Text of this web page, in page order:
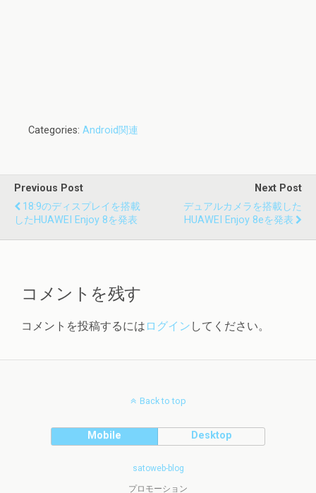
Categories: Android関連
Previous Post
18:9のディスプレイを搭載
したHUAWEI Enjoy 8を発表
Next Post
デュアルカメラを搭載した
HUAWEI Enjoy 8eを発表
コメントを残す
コメントを投稿するには ログイン してください。
Back to top
Mobile Desktop
satoweb-blog
プロモーション